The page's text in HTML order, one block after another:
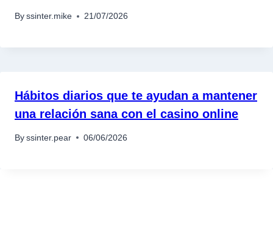
By ssinter.mike 21/07/2026
Hábitos diarios que te ayudan a mantener
una relación sana con el casino online
By ssinter.pear 06/06/2026